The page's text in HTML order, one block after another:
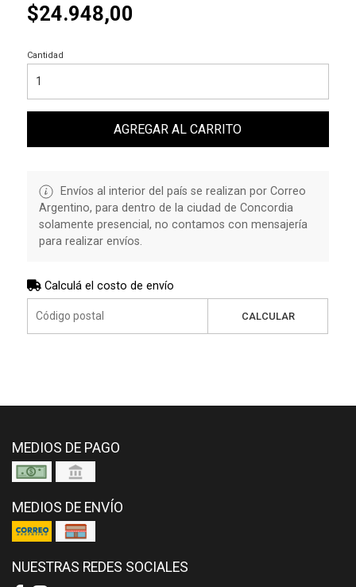
$24.948,00
Cantidad
AGREGAR AL CARRITO
Envíos al interior del país se realizan por Correo
Argentino, para dentro de la ciudad de Concordia
solamente presencial, no contamos con mensajería
para realizar envíos.
Calculá el costo de envío
CALCULAR
MEDIOS DE PAGO
MEDIOS DE ENVÍO
NUESTRAS REDES SOCIALES